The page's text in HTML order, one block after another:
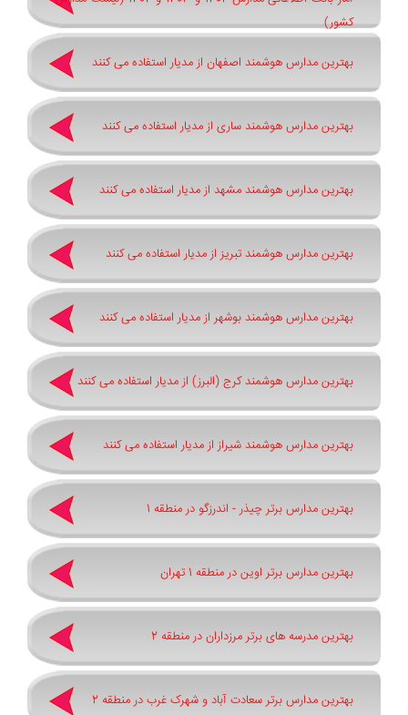
کشور)
بهترین مدارس هوشمند اصفهان از مدیار استفاده می کنند
بهترین مدارس هوشمند ساری از مدیار استفاده می کنند
بهترین مدارس هوشمند مشهد از مدیار استفاده می کنند
بهترین مدارس هوشمند تبریز از مدیار استفاده می کنند
بهترین مدارس هوشمند بوشهر از مدیار استفاده می کنند
بهترین مدارس هوشمند کرج (البرز) از مدیار استفاده می کنند
بهترین مدارس هوشمند شیراز از مدیار استفاده می کنند
بهترین مدارس برتر چیذر - اندرزگو در منطقه 1
بهترین مدارس برتر اوین در منطقه 1 تهران
بهترین مدرسه های برتر مرزداران در منطقه 2
بهترین مدارس برتر سعادت آباد و شهرک غرب در منطقه 2